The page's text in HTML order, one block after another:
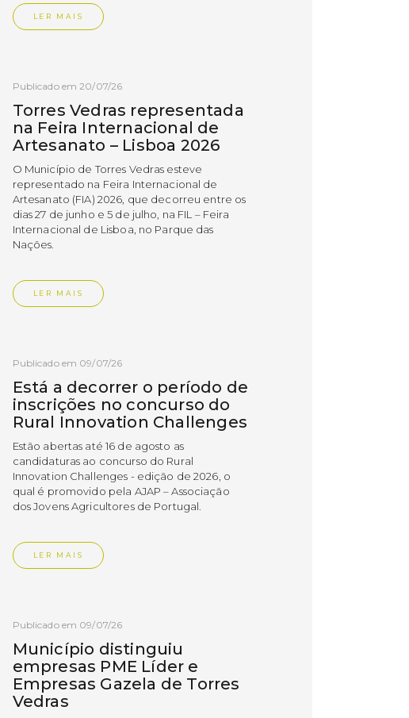
LER MAIS
Publicado em 20/07/26
Torres Vedras representada
na Feira Internacional de
Artesanato – Lisboa 2026
O Município de Torres Vedras esteve
representado na Feira Internacional de
Artesanato (FIA) 2026, que decorreu entre os
dias 27 de junho e 5 de julho, na FIL – Feira
Internacional de Lisboa, no Parque das
Nações.
LER MAIS
Publicado em 09/07/26
Está a decorrer o período de
inscrições no concurso do
Rural Innovation Challenges
Estão abertas até 16 de agosto as
candidaturas ao concurso do Rural
Innovation Challenges - edição de 2026, o
qual é promovido pela AJAP – Associação
dos Jovens Agricultores de Portugal.
LER MAIS
Publicado em 09/07/26
Município distinguiu
empresas PME Líder e
Empresas Gazela de Torres
Vedras